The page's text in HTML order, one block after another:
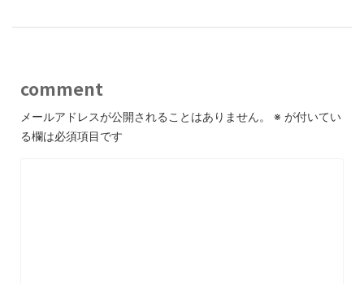
comment
メールアドレスが公開されることはありません。 ※ が付いてい
る欄は必須項目です